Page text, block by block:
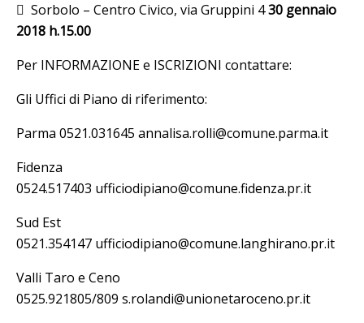
 Sorbolo – Centro Civico, via Gruppini 430 gennaio
2018 h.15.00
Per INFORMAZIONE e ISCRIZIONI contattare:
Gli Uffici di Piano di riferimento:
Parma 0521.031645 annalisa.rolli@comune.parma.it
Fidenza
0524.517403 ufficiodipiano@comune.fidenza.pr.it
Sud Est
0521.354147 ufficiodipiano@comune.langhirano.pr.it
Valli Taro e Ceno
0525.921805/809 s.rolandi@unionetaroceno.pr.it